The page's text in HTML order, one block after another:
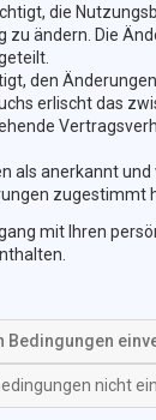
die
zu ändern. Die
den
erlischt das
als anerkannt und
zugestimmt
mit Ihren